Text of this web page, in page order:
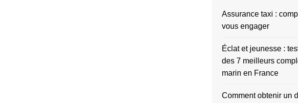
Assurance taxi :
vous engager
Éclat et jeunesse :
des 7 meilleurs
marin en France
Comment obtenir un